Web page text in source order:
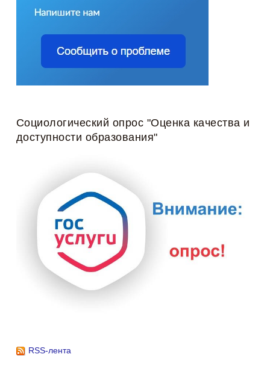
Социологический опрос "Оценка качества и
доступности образования"
RSS-лента